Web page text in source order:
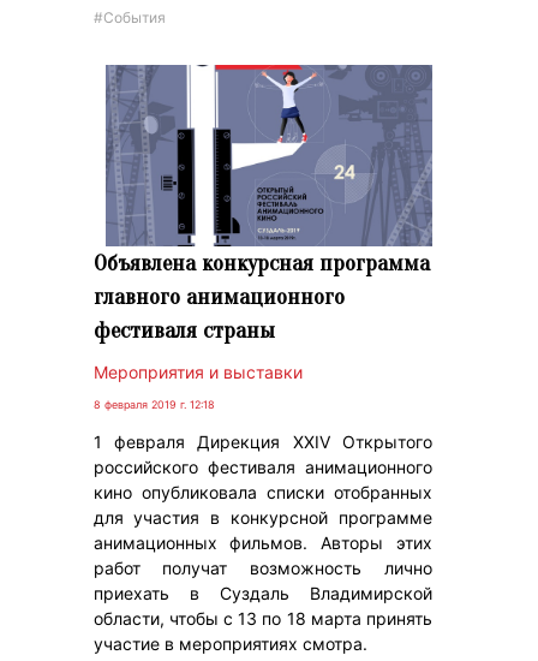
#События
Объявлена конкурсная программа
главного анимационного
фестиваля страны
Мероприятия и выставки
8 февраля 2019 г. 12:18
1 февраля Дирекция XXIV Открытого
российского фестиваля анимационного
кино опубликовала списки отобранных
для участия в конкурсной программе
анимационных фильмов. Авторы этих
работ получат возможность лично
приехать в Суздаль Владимирской
области, чтобы с 13 по 18 марта принять
участие в мероприятиях смотра.